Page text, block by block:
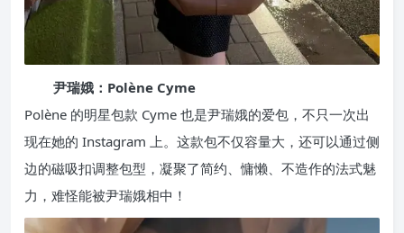
尹瑞娥：Polène Cyme
Polène 的明星包款 Cyme 也是尹瑞娥的爱包，不只一次出
现在她的 Instagram 上。这款包不仅容量大，还可以通过侧
边的磁吸扣调整包型，凝聚了简约、慵懒、不造作的法式魅
力，难怪能被尹瑞娥相中！